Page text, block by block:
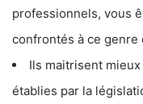
professionnels, vous
confrontés à ce genre
Ils maitrisent
établies par la